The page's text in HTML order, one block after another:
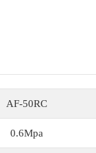
AF-50RC
0.6Mpa